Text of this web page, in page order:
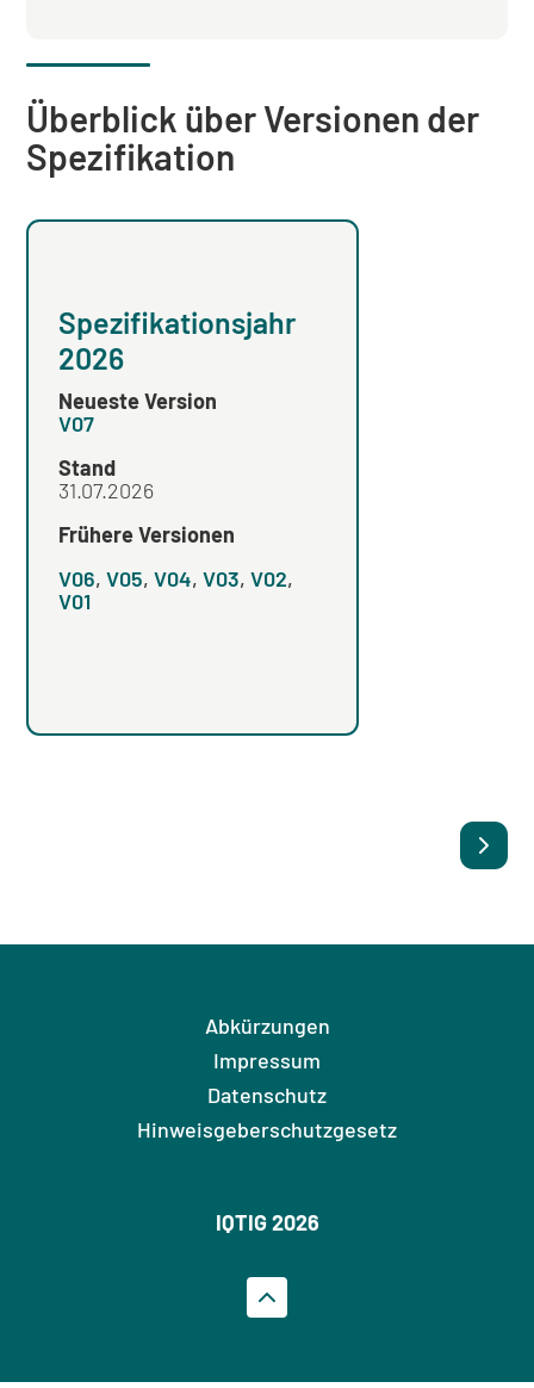
Überblick über Versionen der
Spezifikation
Spezifikationsjahr
2026
Neueste Version
V07
Stand
31.07.2026
Frühere Versionen
V06,V05,V04,V03,V02,
V01
Abkürzungen
Impressum
Datenschutz
Hinweisgeberschutzgesetz
IQTIG 2026